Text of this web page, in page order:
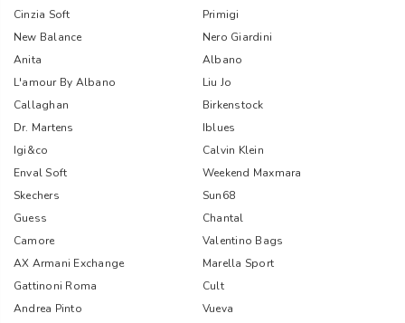
Cinzia Soft
Primigi
New Balance
Nero Giardini
Anita
Albano
L'amour By Albano
Liu Jo
Callaghan
Birkenstock
Dr. Martens
Iblues
Igi&co
Calvin Klein
Enval Soft
Weekend Maxmara
Skechers
Sun68
Guess
Chantal
Camore
Valentino Bags
AX Armani Exchange
Marella Sport
Gattinoni Roma
Cult
Andrea Pinto
Vueva